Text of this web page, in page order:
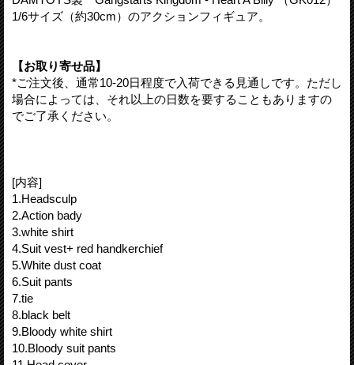
1/6サイズ（約30cm）のアクションフィギュア。
【お取り寄せ品】
*ご注文後、通常10-20日程度で入荷できる見通しです。ただし
場合によっては、それ以上の日数を要することもありますの
でご了承ください。
[内容]
1.Headsculp
2.Action bady
3.white shirt
4.Suit vest+ red handkerchief
5.White dust coat
6.Suit pants
7.tie
8.black belt
9.Bloody white shirt
10.Bloody suit pants